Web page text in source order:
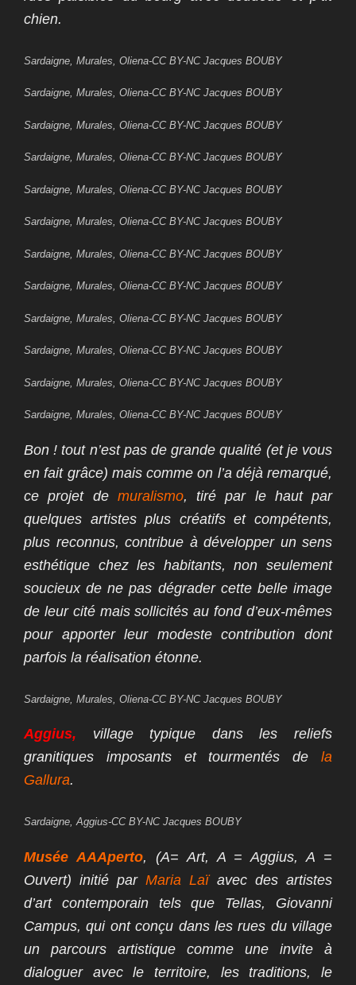
chien.
Sardaigne, Murales, Oliena-CC BY-NC Jacques BOUBY
Sardaigne, Murales, Oliena-CC BY-NC Jacques BOUBY
Sardaigne, Murales, Oliena-CC BY-NC Jacques BOUBY
Sardaigne, Murales, Oliena-CC BY-NC Jacques BOUBY
Sardaigne, Murales, Oliena-CC BY-NC Jacques BOUBY
Sardaigne, Murales, Oliena-CC BY-NC Jacques BOUBY
Sardaigne, Murales, Oliena-CC BY-NC Jacques BOUBY
Sardaigne, Murales, Oliena-CC BY-NC Jacques BOUBY
Sardaigne, Murales, Oliena-CC BY-NC Jacques BOUBY
Sardaigne, Murales, Oliena-CC BY-NC Jacques BOUBY
Sardaigne, Murales, Oliena-CC BY-NC Jacques BOUBY
Sardaigne, Murales, Oliena-CC BY-NC Jacques BOUBY
Bon ! tout n’est pas de grande qualité (et je vous
en fait grâce) mais comme on l’a déjà remarqué,
ce projet de muralismo, tiré par le haut par
quelques artistes plus créatifs et compétents,
plus reconnus, contribue à développer un sens
esthétique chez les habitants, non seulement
soucieux de ne pas dégrader cette belle image
de leur cité mais sollicités au fond d’eux-mêmes
pour apporter leur modeste contribution dont
parfois la réalisation étonne.
Sardaigne, Murales, Oliena-CC BY-NC Jacques BOUBY
Aggius, village typique dans les reliefs
granitiques imposants et tourmentés de la
Gallura.
Sardaigne, Aggius-CC BY-NC Jacques BOUBY
Musée AAAperto, (A= Art, A = Aggius, A =
Ouvert) initié par Maria Laïavec des artistes
d’art contemporain tels que Tellas, Giovanni
Campus, qui ont conçu dans les rues du village
un parcours artistique comme une invite à
dialoguer avec le territoire, les traditions, le